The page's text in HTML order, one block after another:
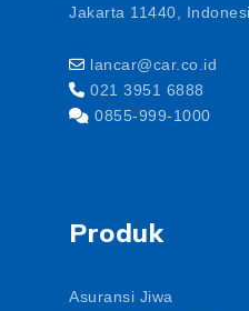
Jakarta 11440,
lancar@car.co.id
021 3951 6888
0855-999-1000
Produk
Asuransi Jiwa